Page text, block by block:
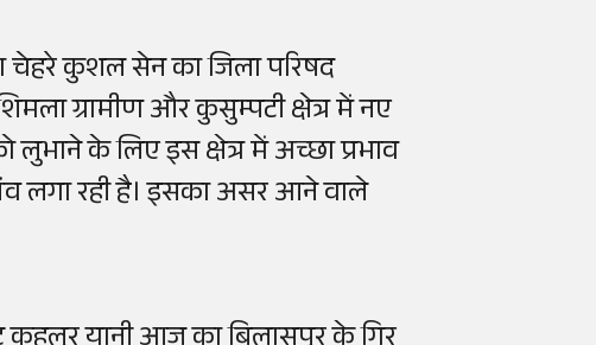
चेहरे कुशल सेन का जिला परिषद
ग्रामीण और कुसुम्पटी क्षेत्र में नए
लुभाने के लिए इस क्षेत्र में अच्छा प्रभाव
लगा रही है। इसका असर आने वाले